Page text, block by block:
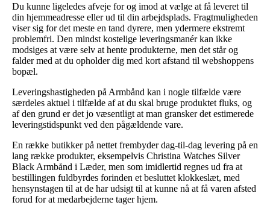
Du kunne ligeledes afveje for og imod at vælge at få leveret til
din hjemmeadresse eller ud til din arbejdsplads. Fragtmuligheden
viser sig for det meste en tand dyrere, men ydermere ekstremt
problemfri. Den mindst kostelige leveringsmanér kan ikke
modsiges at være selv at hente produkterne, men det står og
falder med at du opholder dig med kort afstand til webshoppens
bopæl.
Leveringshastigheden på Armbånd kan i nogle tilfælde være
særdeles aktuel i tilfælde af at du skal bruge produktet fluks, og
af den grund er det jo væsentligt at man gransker det estimerede
leveringstidspunkt ved den pågældende vare.
En række butikker på nettet frembyder dag-til-dag levering på en
lang række produkter, eksempelvis Christina Watches Silver
Black Armbånd i Læder, men som imidlertid regnes ud fra at
bestillingen fuldbyrdes forinden et besluttet klokkeslæt, med
hensynstagen til at de har udsigt til at kunne nå at få varen afsted
forud for at medarbejderne tager hjem.